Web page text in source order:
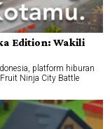
Edition: Wakili
platform hiburan
Ninja City Battle